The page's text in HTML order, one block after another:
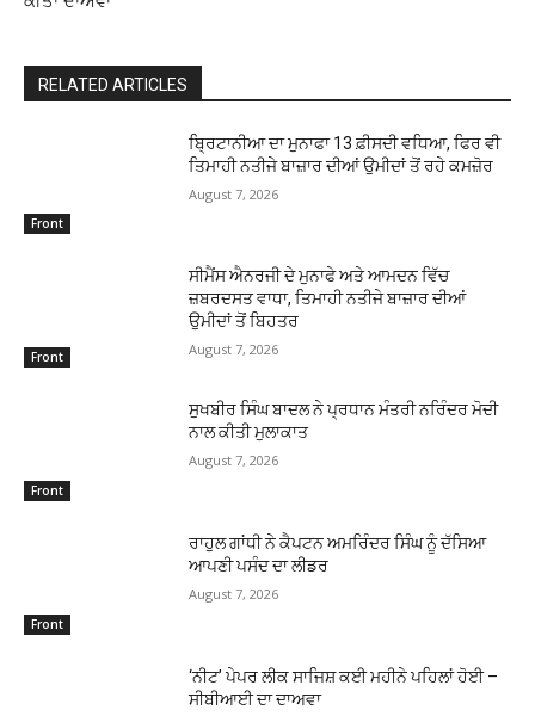
RELATED ARTICLES
Front
ਬ੍ਰਿਟਾਨੀਆ ਦਾ ਮੁਨਾਫਾ 13 ਫ਼ੀਸਦੀ ਵਧਿਆ, ਫਿਰ ਵੀ
ਤਿਮਾਹੀ ਨਤੀਜੇ ਬਾਜ਼ਾਰ ਦੀਆਂ ਉਮੀਦਾਂ ਤੋਂ ਰਹੇ ਕਮਜ਼ੋਰ
August 7, 2026
Front
ਸੀਮੈਂਸ ਐਨਰਜੀ ਦੇ ਮੁਨਾਫੇ ਅਤੇ ਆਮਦਨ ਵਿੱਚ
ਜ਼ਬਰਦਸਤ ਵਾਧਾ, ਤਿਮਾਹੀ ਨਤੀਜੇ ਬਾਜ਼ਾਰ ਦੀਆਂ
ਉਮੀਦਾਂ ਤੋਂ ਬਿਹਤਰ
August 7, 2026
Front
ਸੁਖਬੀਰ ਸਿੰਘ ਬਾਦਲ ਨੇ ਪ੍ਰਧਾਨ ਮੰਤਰੀ ਨਰਿੰਦਰ ਮੋਦੀ
ਨਾਲ ਕੀਤੀ ਮੁਲਾਕਾਤ
August 7, 2026
Front
ਰਾਹੁਲ ਗਾਂਧੀ ਨੇ ਕੈਪਟਨ ਅਮਰਿੰਦਰ ਸਿੰਘ ਨੂੰ ਦੱਸਿਆ
ਆਪਣੀ ਪਸੰਦ ਦਾ ਲੀਡਰ
August 7, 2026
‘ਨੀਟ’ ਪੇਪਰ ਲੀਕ ਸਾਜਿਸ਼ ਕਈ ਮਹੀਨੇ ਪਹਿਲਾਂ ਹੋਈ –
ਸੀਬੀਆਈ ਦਾ ਦਾਅਵਾ